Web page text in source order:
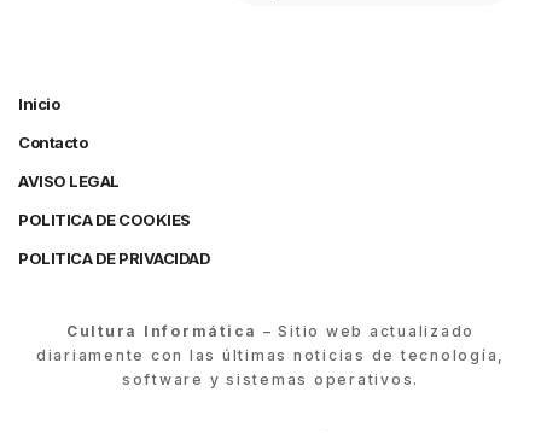
Inicio
Contacto
AVISO LEGAL
POLITICA DE COOKIES
POLITICA DE PRIVACIDAD
Cultura Informática – Sitio web actualizado
diariamente con las últimas noticias de tecnología,
software y sistemas operativos.